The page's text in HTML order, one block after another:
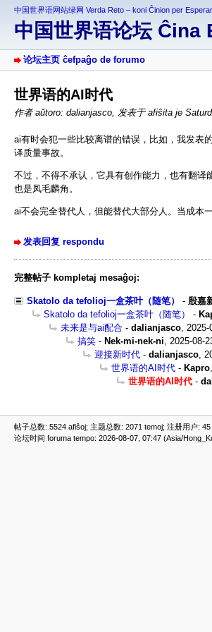
中国世界语网站绿网 Verda Reto – koni Ĉinion per
中国世界语论坛
论坛主页 ĉefpaĝo de forumo
世界语的AI时代
作者 aŭtoro: dalianjasco, 发表于 afiŝita je
ai有时会犯一些比较离谱的错误，比如，我发表
译质量事故。
不过，不得不承认，它具有创作能力，也有翻
也是凤毛麟角。
ai不会完全替代人，但能替代大部分人。当成本
发表回复 respondu
完整帖子 kompletaj mesaĝoj:
Skatolo da tefolioj一盒茶叶（随笔） - 殷嘉
Skatolo da tefolioj一盒茶叶（随笔）
-
未来是与ai配合 - dalianjasco
搞笑 - Nek-mi-nek-ni
2025-08-
迎接新时代 - dalianjasco
世界语的AI时代 - Kapro
世界语的AI时代 -
帖子总数: 5524 afiŝoj; 主题总数: 2071 temoj; 注册用户:
论坛时间 foruma tempo: 2026-08-07, 07:47 (Asia/